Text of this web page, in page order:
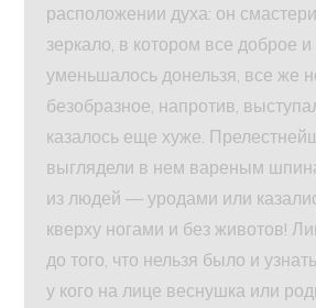
расположении духа: он
зеркало, в котором все доброе
уменьшалось донельзя, все же
безобразное, напротив,
казалось еще хуже.
выглядели в нем вареным
из людей — уродами или
кверху ногами и без животов!
до того, что нельзя было и
у кого на лице веснушка или